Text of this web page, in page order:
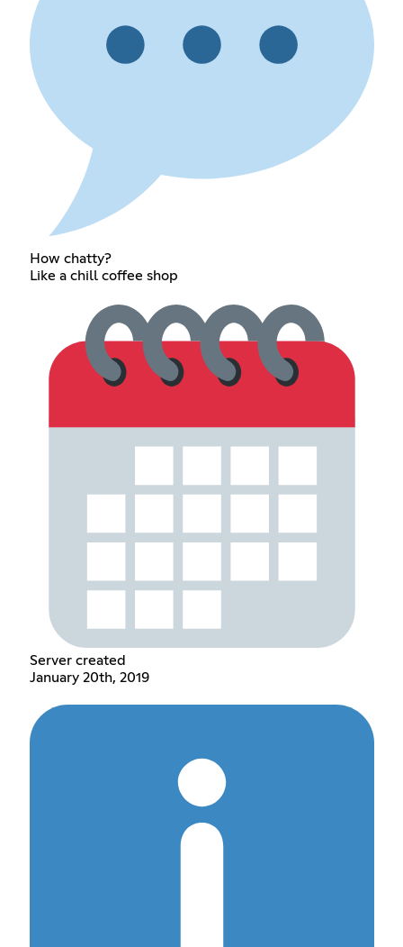
How chatty?
Like a chill coffee shop
Server created
January 20th, 2019